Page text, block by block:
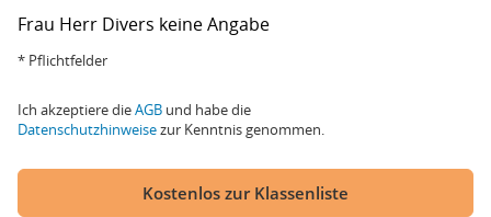
Frau Herr Divers keine Angabe
* Pflichtfelder
Ich akzeptiere dieAGB und habe die
Datenschutzhinweisezur Kenntnis genommen.
Kostenlos zur Klassenliste